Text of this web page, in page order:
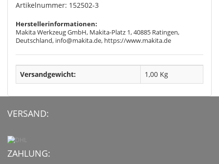
Artikelnummer: 152502-3
Herstellerinformationen:
Makita Werkzeug GmbH, Makita-Platz 1, 40885 Ratingen,
Deutschland, info@makita.de, https://www.makita.de
Versandgewicht: 1,00 Kg
VERSAND:
ZAHLUNG: